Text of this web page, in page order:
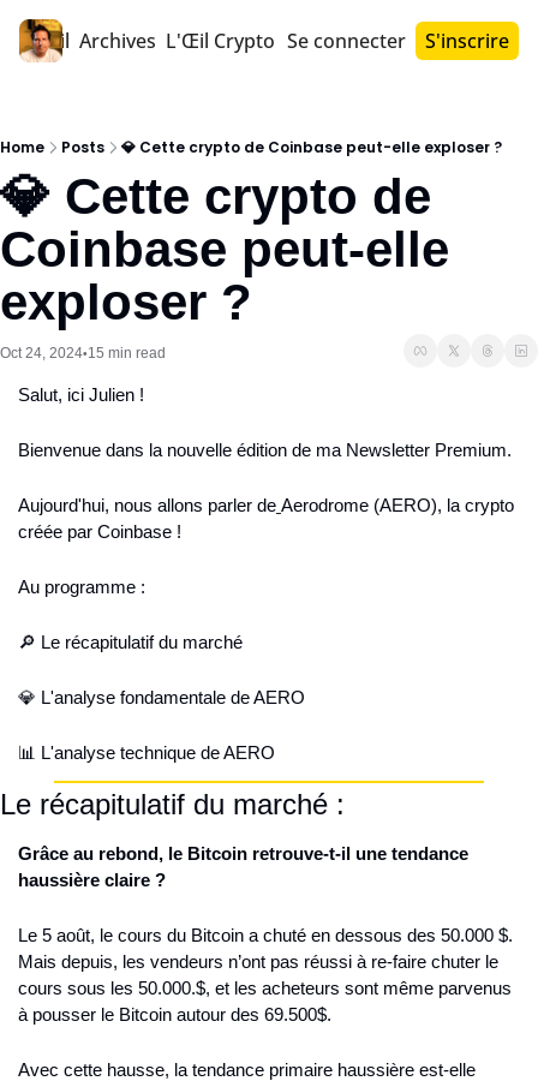
Accueil Archives L'Œil Crypto PRO™Se connecter S'inscrire
Home Posts 💎 Cette crypto de Coinbase peut-elle exploser ?
💎 Cette crypto de
Coinbase peut-elle
exploser ?
Oct 24, 2024•15 min read
Salut, ici Julien !
Bienvenue dans la nouvelle édition de ma Newsletter Premium.
Aujourd'hui, nous allons parler de Aerodrome (AERO), la crypto
créée par Coinbase !
Au programme :
🔎 Le récapitulatif du marché
💎 L'analyse fondamentale de AERO
📊 L'analyse technique de AERO
Le récapitulatif du marché :
Grâce au rebond, le Bitcoin retrouve-t-il une tendance
haussière claire ?
Le 5 août, le cours du Bitcoin a chuté en dessous des 50.000 $.
Mais depuis, les vendeurs n’ont pas réussi à re-faire chuter le
cours sous les 50.000.$, et les acheteurs sont même parvenus
à pousser le Bitcoin autour des 69.500$.
Avec cette hausse, la tendance primaire haussière est-elle